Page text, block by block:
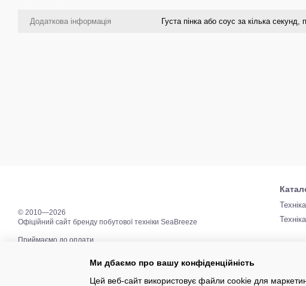
Додаткова інформація Густа пінка або соус за кілька
© 2010—2026
Офіційний сайт бренду побутової техніки SeaBreeze
Приймаємо до оплати
Ми дбаємо про вашу конфіденційність
Цей веб-сайт використовує файли cookie для